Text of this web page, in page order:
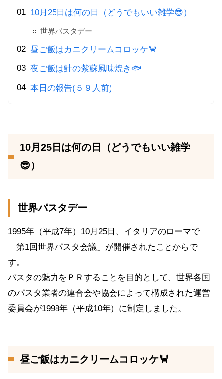
10月25日は何の日（どうでもいい雑学😎）
世界パスタデー
昼ご飯はカニクリームコロッケ🦀
夜ご飯は鮭の紫蘇風味焼き🐟
本日の報告(５９人前)
10月25日は何の日（どうでもいい雑学
😎）
世界パスタデー
1995年（平成7年）10月25日、イタリアのローマで
「第1回世界パスタ会議」が開催されたことからで
す。
パスタの魅力をＰＲすることを目的として、世界各国
のパスタ業者の連合会や協会によって構成された運営
委員会が1998年（平成10年）に制定しました。
昼ご飯はカニクリームコロッケ🦀